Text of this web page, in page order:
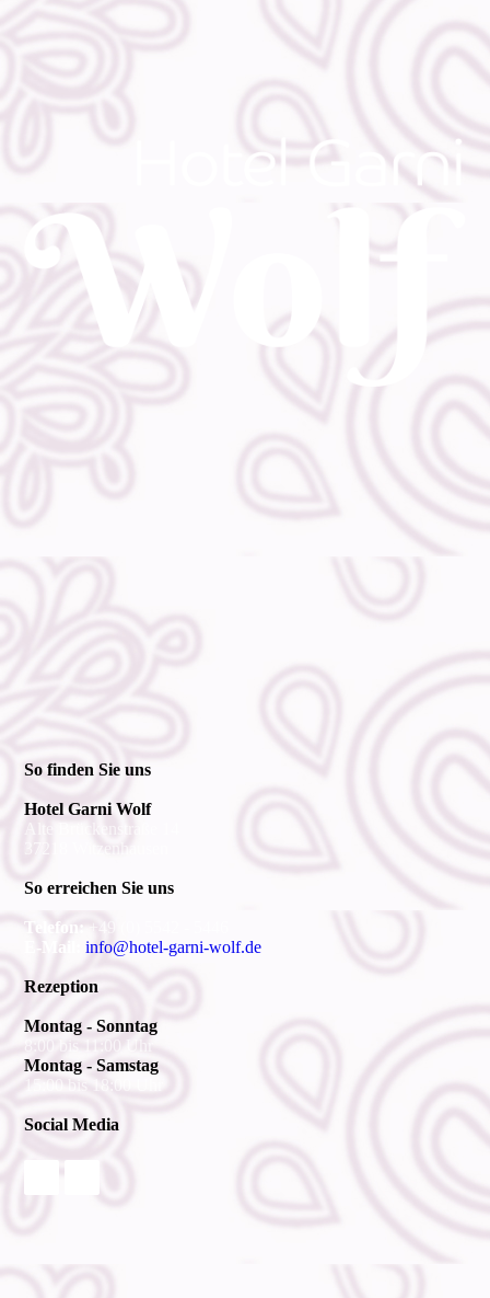
So finden Sie uns
Hotel Garni Wolf
37218 Witzenhausen
So erreichen Sie uns
Telefon:
E-Mail:
info@hotel-garni-wolf.de
Rezeption
Montag - Sonntag
8:00 bis 11:00 Uhr
Montag - Samstag
15:00 bis 18:00 Uhr
Social Media